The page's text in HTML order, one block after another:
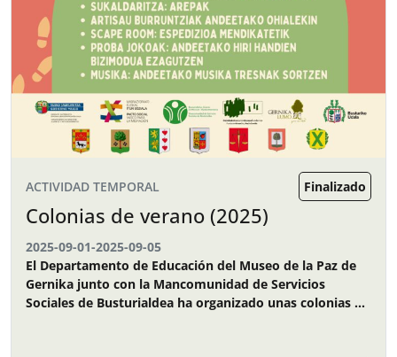
ACTIVIDAD TEMPORAL Finalizado
Colonias de verano (2025)
2025-09-01-2025-09-05
El Departamento de Educación del Museo de la Paz de
Gernika junto con la Mancomunidad de Servicios
Sociales de Busturialdea ha organizado unas colonias de